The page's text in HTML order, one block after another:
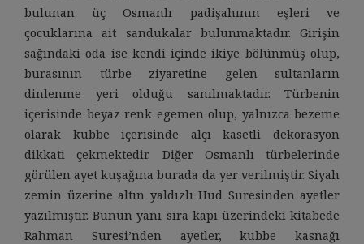
bulunan üç Osmanlı padişahının eşleri ve
çocuklarına ait sandukalar bulunmaktadır. Girişin
sağındaki oda ise kendi içinde ikiye bölünmüş olup,
burasının türbe ziyaretine gelen sultanların
dinlenme yeri olduğu sanılmaktadır. Türbenin
içerisinde beyaz renk egemen olup, yalnızca bezeme
olarak kubbe içerisinde alçı kasetli dekorasyon
dikkati çekmektedir. Diğer Osmanlı türbelerinde
görülen ayet kuşağına burada da yer verilmiştir. Siyah
zemin üzerine altın yaldızlı Hud Suresinden ayetler
yazılmıştır. Bunun yanı sıra kapı üzerindeki kitabede
Rahman Suresi’nden ayetler, kubbe kasnağı